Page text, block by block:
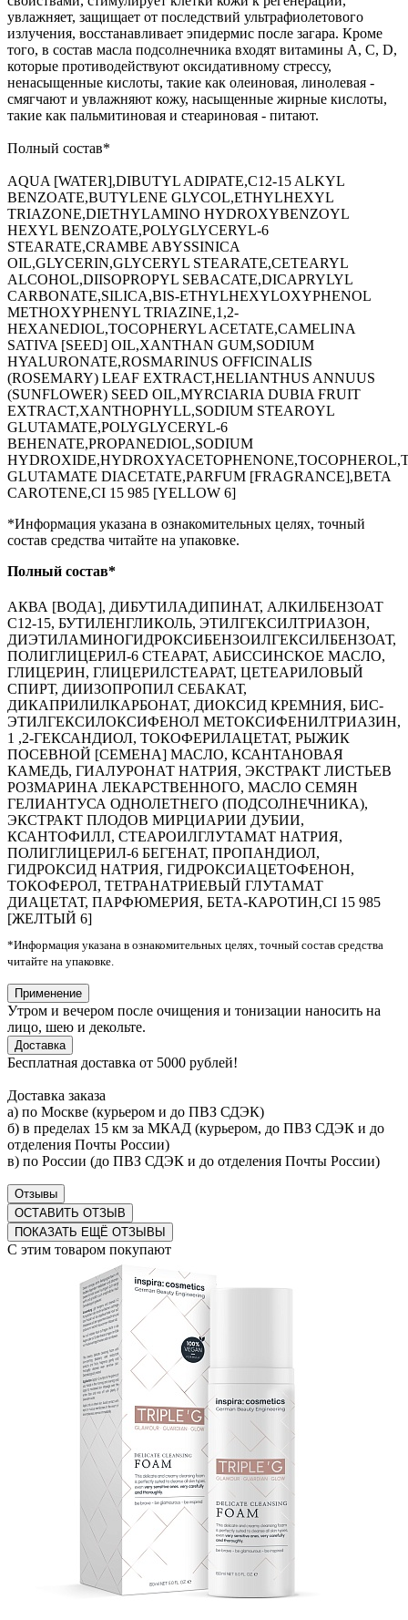
увлажняет, защищает от последствий ультрафиолетового
излучения, восстанавливает эпидермис после загара. Кроме
того, в состав масла подсолнечника входят витамины А, С, D,
которые противодействуют оксидативному стрессу,
ненасыщенные кислоты, такие как олеиновая, линолевая -
смягчают и увлажняют кожу, насыщенные жирные кислоты,
такие как пальмитиновая и стеариновая - питают.
Полный состав*
AQUA [WATER],DIBUTYL ADIPATE,C12-15 ALKYL
BENZOATE,BUTYLENE GLYCOL,ETHYLHEXYL
TRIAZONE,DIETHYLAMINO HYDROXYBENZOYL
HEXYL BENZOATE,POLYGLYCERYL-6
STEARATE,CRAMBE ABYSSINICA
OIL,GLYCERIN,GLYCERYL STEARATE,CETEARYL
ALCOHOL,DIISOPROPYL SEBACATE,DICAPRYLYL
CARBONATE,SILICA,BIS-ETHYLHEXYLOXYPHENOL
METHOXYPHENYL TRIAZINE,1,2-
HEXANEDIOL,TOCOPHERYL ACETATE,CAMELINA
SATIVA [SEED] OIL,XANTHAN GUM,SODIUM
HYALURONATE,ROSMARINUS OFFICINALIS
(ROSEMARY) LEAF EXTRACT,HELIANTHUS ANNUUS
(SUNFLOWER) SEED OIL,MYRCIARIA DUBIA FRUIT
EXTRACT,XANTHOPHYLL,SODIUM STEAROYL
GLUTAMATE,POLYGLYCERYL-6
BEHENATE,PROPANEDIOL,SODIUM
GLUTAMATE DIACETATE,PARFUM [FRAGRANCE],BETA
CAROTENE,CI 15 985 [YELLOW 6]
*Информация указана в ознакомительных целях, точный
состав средства читайте на упаковке.
Полный состав*
АКВА [ВОДА], ДИБУТИЛАДИПИНАТ, АЛКИЛБЕНЗОАТ
С12-15, БУТИЛЕНГЛИКОЛЬ, ЭТИЛГЕКСИЛТРИАЗОН,
ДИЭТИЛАМИНОГИДРОКСИБЕНЗОИЛГЕКСИЛБЕНЗОАТ,
ПОЛИГЛИЦЕРИЛ-6 СТЕАРАТ, АБИССИНСКОЕ МАСЛО,
ГЛИЦЕРИН, ГЛИЦЕРИЛСТЕАРАТ, ЦЕТЕАРИЛОВЫЙ
СПИРТ, ДИИЗОПРОПИЛ СЕБАКАТ,
ДИКАПРИЛИЛКАРБОНАТ, ДИОКСИД КРЕМНИЯ, БИС-
ЭТИЛГЕКСИЛОКСИФЕНОЛ МЕТОКСИФЕНИЛТРИАЗИН,
1 ,2-ГЕКСАНДИОЛ, ТОКОФЕРИЛАЦЕТАТ, РЫЖИК
ПОСЕВНОЙ [СЕМЕНА] МАСЛО, КСАНТАНОВАЯ
КАМЕДЬ, ГИАЛУРОНАТ НАТРИЯ, ЭКСТРАКТ ЛИСТЬЕВ
РОЗМАРИНА ЛЕКАРСТВЕННОГО, МАСЛО СЕМЯН
ГЕЛИАНТУСА ОДНОЛЕТНЕГО (ПОДСОЛНЕЧНИКА),
ЭКСТРАКТ ПЛОДОВ МИРЦИАРИИ ДУБИИ,
КСАНТОФИЛЛ, СТЕАРОИЛГЛУТАМАТ НАТРИЯ,
ПОЛИГЛИЦЕРИЛ-6 БЕГЕНАТ, ПРОПАНДИОЛ,
ГИДРОКСИД НАТРИЯ, ГИДРОКСИАЦЕТОФЕНОН,
ТОКОФЕРОЛ, ТЕТРАНАТРИЕВЫЙ ГЛУТАМАТ
ДИАЦЕТАТ, ПАРФЮМЕРИЯ, БЕТА-КАРОТИН,CI 15 985
[ЖЕЛТЫЙ 6]
*Информация указана в ознакомительных целях, точный состав средства
читайте на упаковке.
Применение
Утром и вечером после очищения и тонизации наносить на
лицо, шею и декольте.
Доставка
Бесплатная доставка от 5000 рублей!
Доставка заказа
а) по Москве (курьером и до ПВЗ СДЭК)
б) в пределах 15 км за МКАД (курьером, до ПВЗ СДЭК и до
отделения Почты России)
в) по России (до ПВЗ СДЭК и до отделения Почты России)
Отзывы
ОСТАВИТЬ ОТЗЫВ
ПОКАЗАТЬ ЕЩЁ ОТЗЫВЫ
С этим товаром покупают